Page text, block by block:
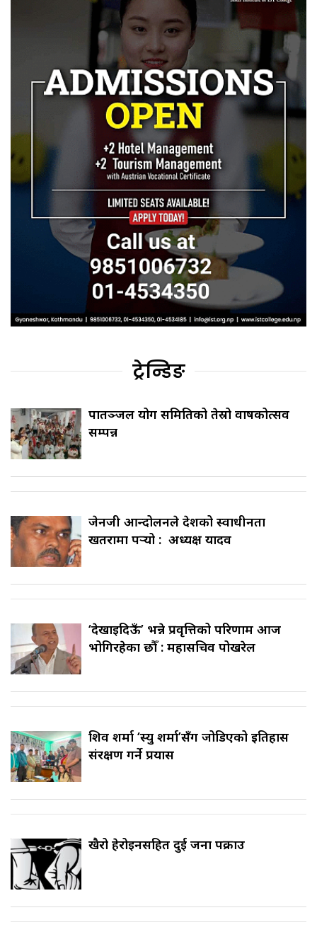
ट्रेन्डिङ
पातञ्जल योग समितिको तेस्रो वार्षिकोत्सव
सम्पन्न
जेनजी आन्दोलनले देशको स्वाधीनता
खतरामा पर्‍यो : अध्यक्ष यादव
‘देखाइदिऊँ’ भन्ने प्रवृत्तिको परिणाम आज
भोगिरहेका छौँ : महासचिव पोखरेल
शिव शर्मा ‘स्यु शर्मा’सँग जोडिएको इतिहास
संरक्षण गर्ने प्रयास
खैरो हेरोइनसहित दुई जना पक्राउ